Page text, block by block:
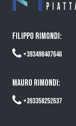
FILIPPO RIMONDI:
+393498407646
MAURO RIMONDI:
+393358252637